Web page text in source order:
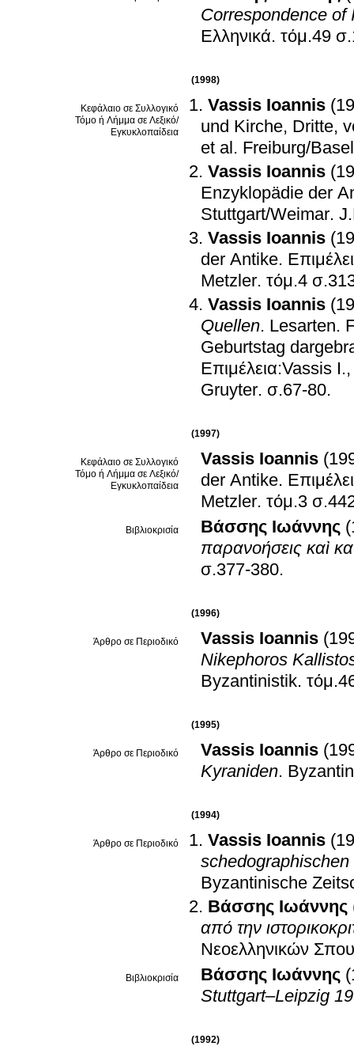
Correspondence of
Ελληνικά.
(1998)
Κεφάλαιο σε Συλλογικό
Τόμο ή Λήμμα σε Λεξικό/
Εγκυκλοπαίδεια
Vassis Ioannis
und Kirche, Dritte,
et al . Freiburg/
Vassis Ioannis
Enzyklopädie der
Stuttgart/Weimar.
Vassis Ioannis
der Antike.
Metzler.
τόμ.4
Vassis Ioannis
Quellen. Lesarten.
Geburtstag
Επιμέλεια:Vassis
Gruyter. σ.67-80.
(1997)
Κεφάλαιο σε Συλλογικό
Τόμο ή Λήμμα σε Λεξικό/
Εγκυκλοπαίδεια
Vassis Ioannis
der Antike.
Metzler. τόμ.3
Βιβλιοκρισία Βάσσης Ιωάννης
παρανοήσεις καὶ
σ.377-380.
(1996)
Άρθρο σε Περιοδικό Vassis Ioannis
Nikephoros
Byzantinistik.
(1995)
Άρθρο σε Περιοδικό Vassis Ioannis
Kyraniden.
(1994)
Άρθρο σε Περιοδικό Vassis Ioannis
Byzantinische
Βάσσης Ιωάννης
από την
Νεοελληνικών
Βιβλιοκρισία Βάσσης Ιωάννης
Stuttgart–Leipzig
(1992)